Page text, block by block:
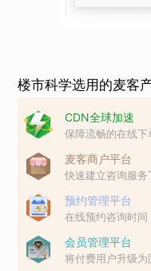
楼市科学选用的麦客
CDN全球加速
保障流畅的在线下
麦客商户平台
快速建立咨询服务
预约管理平台
在线预约咨询时间
会员管理平台
将付费用户升级为